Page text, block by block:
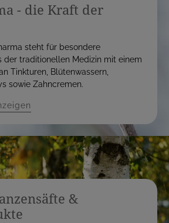
- die Kraft der
steht für besondere
der traditionellen Medizin mit einem
Tinkturen, Blütenwassern,
sowie Zahncremen.
&